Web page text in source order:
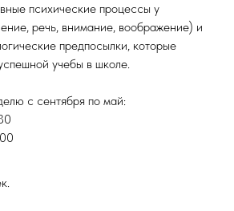
психические процессы у
речь, внимание, воображение) и
предпосылки, которые
учебы в школе.
с сентября по май: